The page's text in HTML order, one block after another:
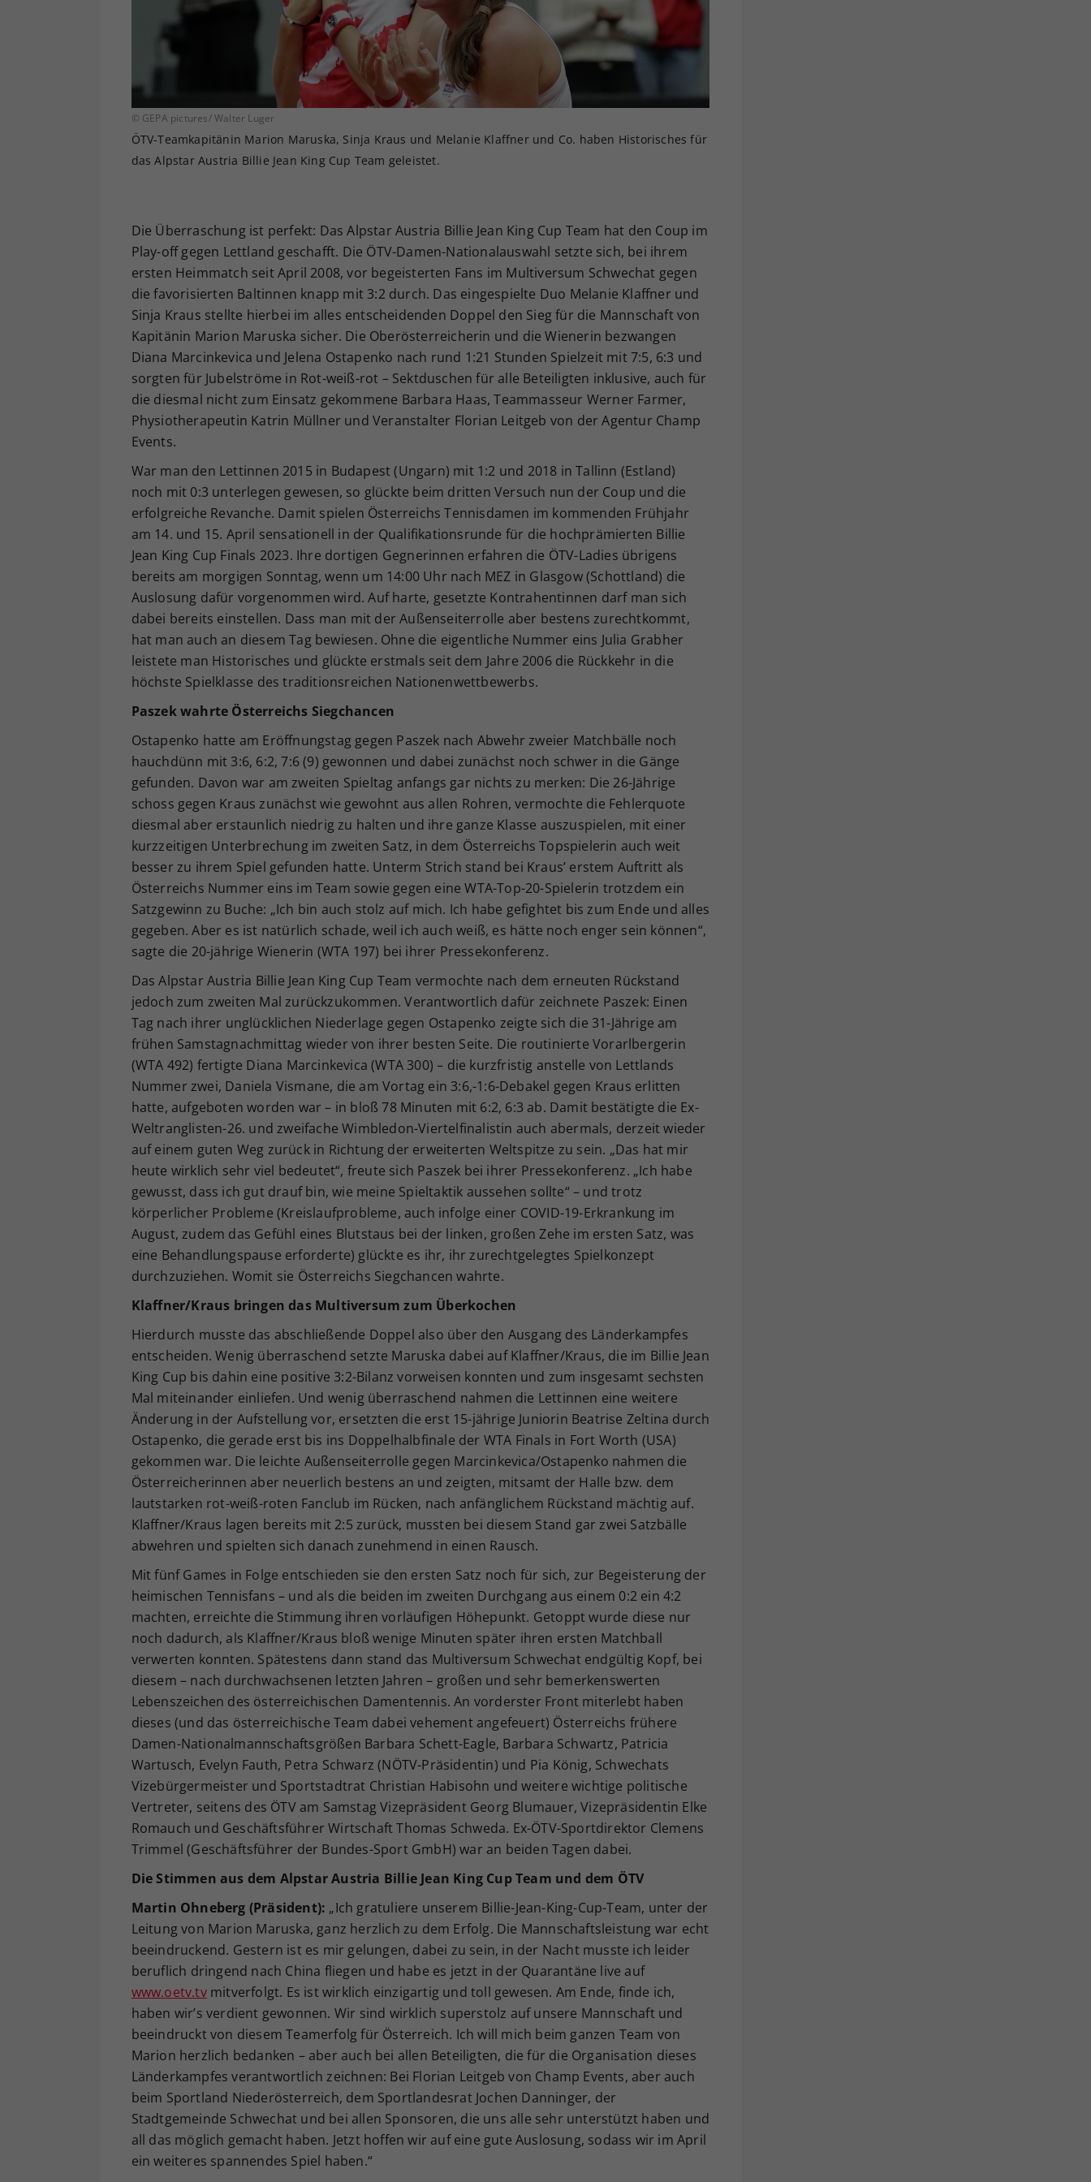
© GEPA pictures/ Walter Luger
ÖTV-Teamkapitänin Marion Maruska, Sinja Kraus und Melanie Klaffner und Co. haben Historisches für
das Alpstar Austria Billie Jean King Cup Team geleistet.
Die Überraschung ist perfekt: Das Alpstar Austria Billie Jean King Cup Team hat den Coup im
Play-off gegen Lettland geschafft. Die ÖTV-Damen-Nationalauswahl setzte sich, bei ihrem
ersten Heimmatch seit April 2008, vor begeisterten Fans im Multiversum Schwechat gegen
die favorisierten Baltinnen knapp mit 3:2 durch. Das eingespielte Duo Melanie Klaffner und
Sinja Kraus stellte hierbei im alles entscheidenden Doppel den Sieg für die Mannschaft von
Kapitänin Marion Maruska sicher. Die Oberösterreicherin und die Wienerin bezwangen
Diana Marcinkevica und Jelena Ostapenko nach rund 1:21 Stunden Spielzeit mit 7:5, 6:3 und
sorgten für Jubelströme in Rot-weiß-rot – Sektduschen für alle Beteiligten inklusive, auch für
die diesmal nicht zum Einsatz gekommene Barbara Haas, Teammasseur Werner Farmer,
Physiotherapeutin Katrin Müllner und Veranstalter Florian Leitgeb von der Agentur Champ
Events.
War man den Lettinnen 2015 in Budapest (Ungarn) mit 1:2 und 2018 in Tallinn (Estland)
noch mit 0:3 unterlegen gewesen, so glückte beim dritten Versuch nun der Coup und die
erfolgreiche Revanche. Damit spielen Österreichs Tennisdamen im kommenden Frühjahr
am 14. und 15. April sensationell in der Qualifikationsrunde für die hochprämierten Billie
Jean King Cup Finals 2023. Ihre dortigen Gegnerinnen erfahren die ÖTV-Ladies übrigens
bereits am morgigen Sonntag, wenn um 14:00 Uhr nach MEZ in Glasgow (Schottland) die
Auslosung dafür vorgenommen wird. Auf harte, gesetzte Kontrahentinnen darf man sich
dabei bereits einstellen. Dass man mit der Außenseiterrolle aber bestens zurechtkommt,
hat man auch an diesem Tag bewiesen. Ohne die eigentliche Nummer eins Julia Grabher
leistete man Historisches und glückte erstmals seit dem Jahre 2006 die Rückkehr in die
höchste Spielklasse des traditionsreichen Nationenwettbewerbs.
Paszek wahrte Österreichs Siegchancen
Ostapenko hatte am Eröffnungstag gegen Paszek nach Abwehr zweier Matchbälle noch
hauchdünn mit 3:6, 6:2, 7:6 (9) gewonnen und dabei zunächst noch schwer in die Gänge
gefunden. Davon war am zweiten Spieltag anfangs gar nichts zu merken: Die 26-Jährige
schoss gegen Kraus zunächst wie gewohnt aus allen Rohren, vermochte die Fehlerquote
diesmal aber erstaunlich niedrig zu halten und ihre ganze Klasse auszuspielen, mit einer
kurzzeitigen Unterbrechung im zweiten Satz, in dem Österreichs Topspielerin auch weit
besser zu ihrem Spiel gefunden hatte. Unterm Strich stand bei Kraus’ erstem Auftritt als
Österreichs Nummer eins im Team sowie gegen eine WTA-Top-20-Spielerin trotzdem ein
Satzgewinn zu Buche: „Ich bin auch stolz auf mich. Ich habe gefightet bis zum Ende und alles
gegeben. Aber es ist natürlich schade, weil ich auch weiß, es hätte noch enger sein können“,
sagte die 20-jährige Wienerin (WTA 197) bei ihrer Pressekonferenz.
Das Alpstar Austria Billie Jean King Cup Team vermochte nach dem erneuten Rückstand
jedoch zum zweiten Mal zurückzukommen. Verantwortlich dafür zeichnete Paszek: Einen
Tag nach ihrer unglücklichen Niederlage gegen Ostapenko zeigte sich die 31-Jährige am
frühen Samstagnachmittag wieder von ihrer besten Seite. Die routinierte Vorarlbergerin
(WTA 492) fertigte Diana Marcinkevica (WTA 300) – die kurzfristig anstelle von Lettlands
Nummer zwei, Daniela Vismane, die am Vortag ein 3:6,-1:6-Debakel gegen Kraus erlitten
hatte, aufgeboten worden war – in bloß 78 Minuten mit 6:2, 6:3 ab. Damit bestätigte die Ex-
Weltranglisten-26. und zweifache Wimbledon-Viertelfinalistin auch abermals, derzeit wieder
auf einem guten Weg zurück in Richtung der erweiterten Weltspitze zu sein. „Das hat mir
heute wirklich sehr viel bedeutet“, freute sich Paszek bei ihrer Pressekonferenz. „Ich habe
gewusst, dass ich gut drauf bin, wie meine Spieltaktik aussehen sollte“ – und trotz
körperlicher Probleme (Kreislaufprobleme, auch infolge einer COVID-19-Erkrankung im
August, zudem das Gefühl eines Blutstaus bei der linken, großen Zehe im ersten Satz, was
eine Behandlungspause erforderte) glückte es ihr, ihr zurechtgelegtes Spielkonzept
durchzuziehen. Womit sie Österreichs Siegchancen wahrte.
Klaffner/Kraus bringen das Multiversum zum Überkochen
Hierdurch musste das abschließende Doppel also über den Ausgang des Länderkampfes
entscheiden. Wenig überraschend setzte Maruska dabei auf Klaffner/Kraus, die im Billie Jean
King Cup bis dahin eine positive 3:2-Bilanz vorweisen konnten und zum insgesamt sechsten
Mal miteinander einliefen. Und wenig überraschend nahmen die Lettinnen eine weitere
Änderung in der Aufstellung vor, ersetzten die erst 15-jährige Juniorin Beatrise Zeltina durch
Ostapenko, die gerade erst bis ins Doppelhalbfinale der WTA Finals in Fort Worth (USA)
gekommen war. Die leichte Außenseiterrolle gegen Marcinkevica/Ostapenko nahmen die
Österreicherinnen aber neuerlich bestens an und zeigten, mitsamt der Halle bzw. dem
lautstarken rot-weiß-roten Fanclub im Rücken, nach anfänglichem Rückstand mächtig auf.
Klaffner/Kraus lagen bereits mit 2:5 zurück, mussten bei diesem Stand gar zwei Satzbälle
abwehren und spielten sich danach zunehmend in einen Rausch.
Mit fünf Games in Folge entschieden sie den ersten Satz noch für sich, zur Begeisterung der
heimischen Tennisfans – und als die beiden im zweiten Durchgang aus einem 0:2 ein 4:2
machten, erreichte die Stimmung ihren vorläufigen Höhepunkt. Getoppt wurde diese nur
noch dadurch, als Klaffner/Kraus bloß wenige Minuten später ihren ersten Matchball
verwerten konnten. Spätestens dann stand das Multiversum Schwechat endgültig Kopf, bei
diesem – nach durchwachsenen letzten Jahren – großen und sehr bemerkenswerten
Lebenszeichen des österreichischen Damentennis. An vorderster Front miterlebt haben
dieses (und das österreichische Team dabei vehement angefeuert) Österreichs frühere
Damen-Nationalmannschaftsgrößen Barbara Schett-Eagle, Barbara Schwartz, Patricia
Wartusch, Evelyn Fauth, Petra Schwarz (NÖTV-Präsidentin) und Pia König, Schwechats
Vizebürgermeister und Sportstadtrat Christian Habisohn und weitere wichtige politische
Vertreter, seitens des ÖTV am Samstag Vizepräsident Georg Blumauer, Vizepräsidentin Elke
Romauch und Geschäftsführer Wirtschaft Thomas Schweda. Ex-ÖTV-Sportdirektor Clemens
Trimmel (Geschäftsführer der Bundes-Sport GmbH) war an beiden Tagen dabei.
Die Stimmen aus dem Alpstar Austria Billie Jean King Cup Team und dem ÖTV
Martin Ohneberg (Präsident): „Ich gratuliere unserem Billie-Jean-King-Cup-Team, unter der
Leitung von Marion Maruska, ganz herzlich zu dem Erfolg. Die Mannschaftsleistung war echt
beeindruckend. Gestern ist es mir gelungen, dabei zu sein, in der Nacht musste ich leider
beruflich dringend nach China fliegen und habe es jetzt in der Quarantäne live auf
www.oetv.tvmitverfolgt. Es ist wirklich einzigartig und toll gewesen. Am Ende, finde ich,
haben wir’s verdient gewonnen. Wir sind wirklich superstolz auf unsere Mannschaft und
beeindruckt von diesem Teamerfolg für Österreich. Ich will mich beim ganzen Team von
Marion herzlich bedanken – aber auch bei allen Beteiligten, die für die Organisation dieses
Länderkampfes verantwortlich zeichnen: Bei Florian Leitgeb von Champ Events, aber auch
beim Sportland Niederösterreich, dem Sportlandesrat Jochen Danninger, der
Stadtgemeinde Schwechat und bei allen Sponsoren, die uns alle sehr unterstützt haben und
all das möglich gemacht haben. Jetzt hoffen wir auf eine gute Auslosung, sodass wir im April
ein weiteres spannendes Spiel haben.“
Ihrer vorgenommen Einstellungen, falls der
Webseiten-Betreiber dies eingestellt hat.